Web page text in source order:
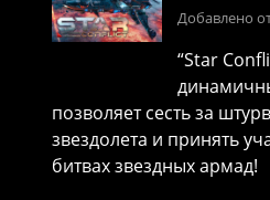
Добавлено
“Star
позволяет сесть за
звездолета и принять
битвах звездных армад!